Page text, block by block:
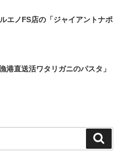
エノFS店の「ジャイアントナポ
港直送活ワタリガニのパスタ」